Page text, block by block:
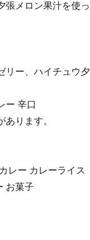
張メロン果汁を使っ
リー、ハイチュウ夕
ー 辛口
ります。
レー カレーライス
お菓子